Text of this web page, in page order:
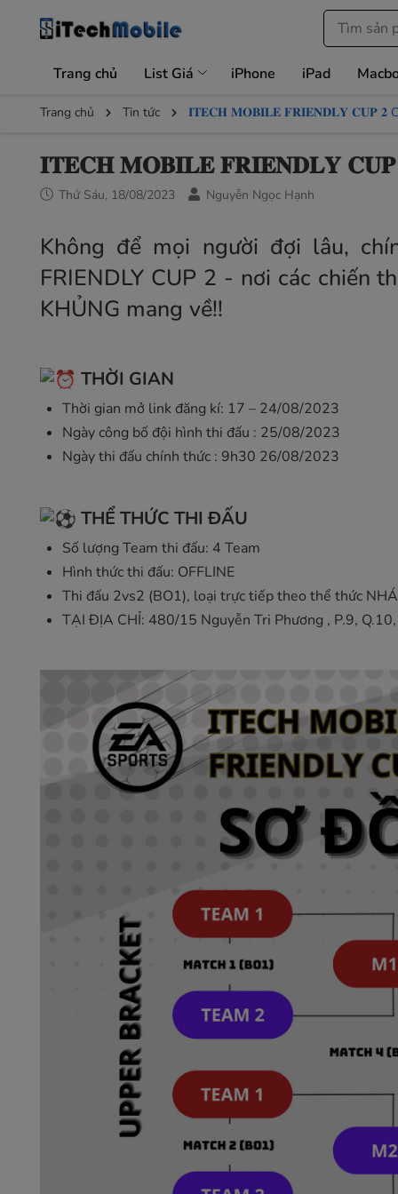
Trang chủ List Giá iPhone iPad
Trang chủ Tin tức 𝐈𝐓𝐄𝐂𝐇 𝐌𝐎𝐁𝐈𝐋𝐄 𝐅𝐑𝐈𝐄𝐍𝐃𝐋𝐘 𝐂𝐔𝐏 𝟐
𝐈𝐓𝐄𝐂𝐇 𝐌𝐎𝐁𝐈𝐋𝐄 𝐅𝐑𝐈𝐄𝐍𝐃𝐋𝐘 𝐂𝐔𝐏
Thứ Sáu, 18/08/2023 Nguyễn Ngọc Hạnh
Không để mọi người đợi lâu,
FRIENDLY CUP 2 - nơi các chiến
KHỦNG mang về!!
THỜI GIAN
Thời gian mở link đăng kí: 17 – 24/08/2023
Ngày công bố đội hình thi đấu : 25/08/2023
Ngày thi đấu chính thức : 9h30 26/08/2023
THỂ THỨC THI ĐẤU
Số lượng Team thi đấu: 4 Team
Hình thức thi đấu: OFFLINE
Thi đấu 2vs2 (BO1), loại trực tiếp theo thể thức
TẠI ĐỊA CHỈ: 480/15 Nguyễn Tri Phương , P.9,